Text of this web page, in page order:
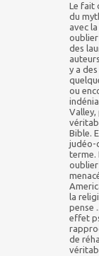
Le fait
du
avec
des
y a
ou
Valley,
Bible.
judéo-
terme.
oublier
la
pense
effet
de